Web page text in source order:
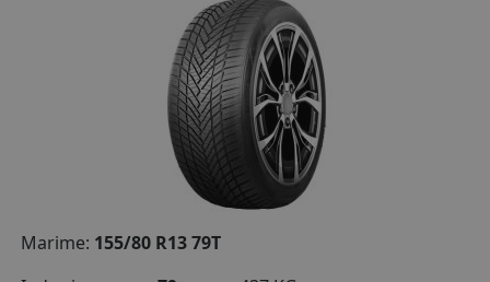
DIMENSIUNI
PRODUCATORI ANVELOPE
MARCA AUTO
BLOG
B2B - COLABORARE COMPANII
CONT
CONTACT
COS (0 PRODUSE
Marime: 155/80 R13 79T